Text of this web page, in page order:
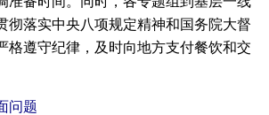
彻落实中央八项规定精神和国务院大督
格遵守纪律，及时向地方支付餐饮和交
问题